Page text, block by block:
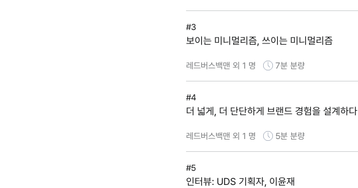
#3
보이는 미니멀리즘, 쓰이는 미니멀리즘
레드버스백맨 외 1 명 7분 분량
#4
더 넓게, 더 단단하게 브랜드 경험을 설계하다
레드버스백맨 외 1 명 5분 분량
#5
인터뷰: UDS 기획자, 이윤재